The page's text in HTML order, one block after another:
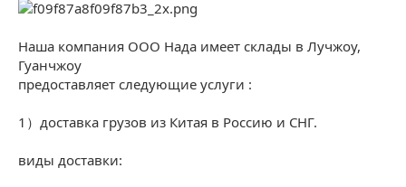
Наша компания ООО Нада имеет склады в Лучжоу,
Гуанчжоу
предоставляет следующие услуги :
1）доставка грузов из Китая в Россию и СНГ.
виды доставки: